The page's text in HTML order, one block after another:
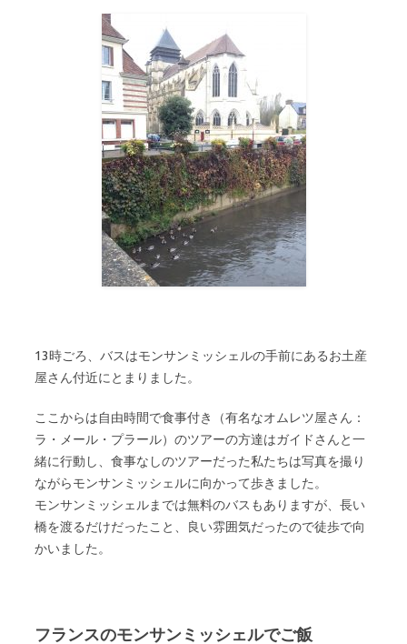
13時ごろ、バスはモンサンミッシェルの手前にあるお土産
屋さん付近にとまりました。
ここからは自由時間で食事付き（有名なオムレツ屋さん：
ラ・メール・プラール）のツアーの方達はガイドさんと一
緒に行動し、食事なしのツアーだった私たちは写真を撮り
ながらモンサンミッシェルに向かって歩きました。
モンサンミッシェルまでは無料のバスもありますが、長い
橋を渡るだけだったこと、良い雰囲気だったので徒歩で向
かいました。
フランスのモンサンミッシェルでご飯